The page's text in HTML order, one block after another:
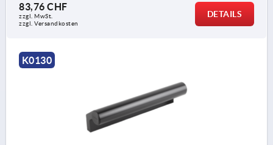
83,76 CHF
zzgl. MwSt.
zzgl. Versandkosten
DETAILS
K0130